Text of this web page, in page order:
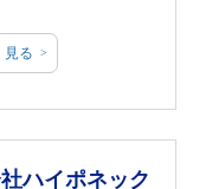
見る
ハイポネック